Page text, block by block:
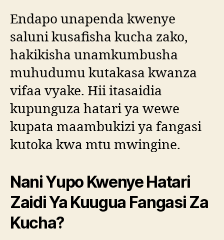
Endapo unapenda kwenye
saluni kusafisha kucha zako,
hakikisha unamkumbusha
muhudumu kutakasa kwanza
vifaa vyake. Hii itasaidia
kupunguza hatari ya wewe
kupata maambukizi ya fangasi
kutoka kwa mtu mwingine.
Nani Yupo Kwenye Hatari
Zaidi Ya Kuugua Fangasi Za
Kucha?